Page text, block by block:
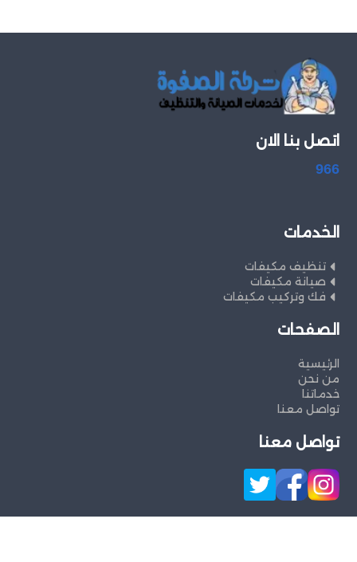
اتصل بنا الان
966
الخدمات
تنظيف مكيفات
صيانة مكيفات
فك وتركيب مكيفات
الصفحات
الرئيسية
من نحن
خدماتنا
تواصل معنا
تواصل معنا